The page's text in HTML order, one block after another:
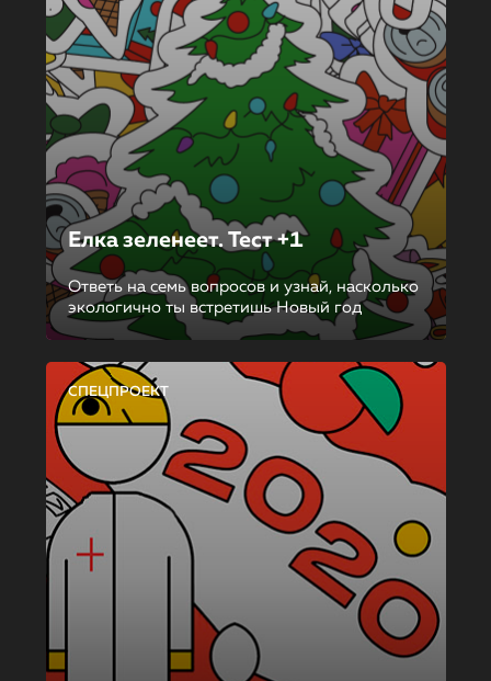
Елка зеленеет. Тест +1
Ответь на семь вопросов и узнай, насколько
экологично ты встретишь Новый год
СПЕЦПРОЕКТ